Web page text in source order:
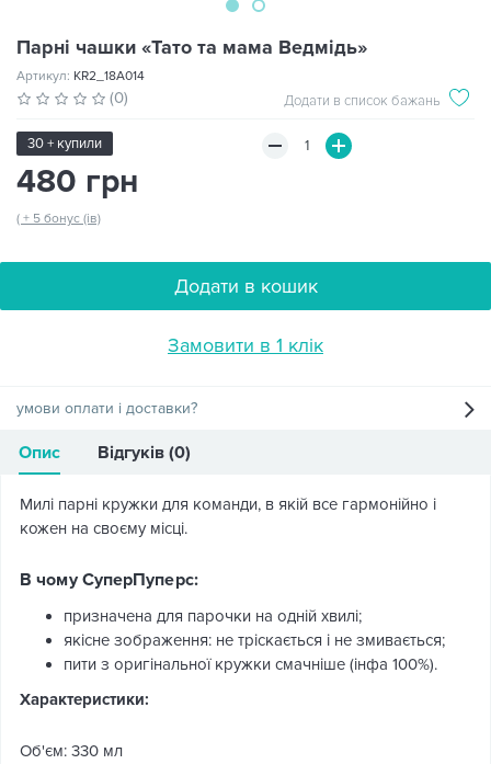
Парні чашки «Тато та мама Ведмідь»
Артикул: KR2_18A014
(0) Додати в список бажань
30 + купили
480 грн
( + 5 бонус (ів)
Додати в кошик
Замовити в 1 клік
умови оплати і доставки?
Опис Відгуків (0)
Милі парні кружки для команди, в якій все гармонійно і
кожен на своєму місці.
В чому СуперПуперс:
призначена для парочки на одній хвилі;
якісне зображення: не тріскається і не змивається;
пити з оригінальної кружки смачніше (інфа 100%).
Характеристики:
Об'єм: 330 мл